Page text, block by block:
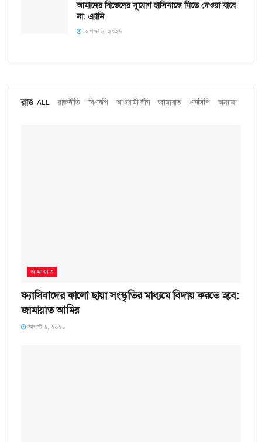
আমাদের বিভেদের সুযোগ হাসিনাকে নিতে দেওয়া যাবে
না: এ্যানি
আগস্ট ৬, ২০২৬
রাজনীতি
ALL রাজনীতি বিএনপি আওয়ামী লীগ জামায়াত এনসিপি অন্যান্য
জামায়াত
ফ্যাসিবাদের কালো ছায়া সংস্কৃতির মাধ্যমে বিদায় করতে হবে:
জামায়াত আমির
আগস্ট ৬, ২০২৬